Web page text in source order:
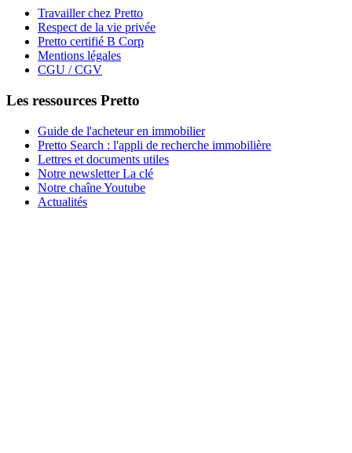
Travailler chez Pretto
Respect de la vie privée
Pretto certifié B Corp
Mentions légales
CGU / CGV
Les ressources Pretto
Guide de l'acheteur en immobilier
Pretto Search : l'appli de recherche immobilière
Lettres et documents utiles
Notre newsletter La clé
Notre chaîne Youtube
Actualités